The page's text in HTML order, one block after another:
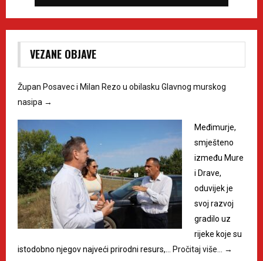
VEZANE OBJAVE
Župan Posavec i Milan Rezo u obilasku Glavnog murskog
nasipa →
Međimurje,
smješteno
između Mure
i Drave,
oduvijek je
svoj razvoj
gradilo uz
rijeke koje su
istodobno njegov najveći prirodni resurs,…
Pročitaj više… →